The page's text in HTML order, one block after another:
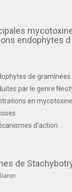
endophytes
de graminées
par le genre
en
d’action
de